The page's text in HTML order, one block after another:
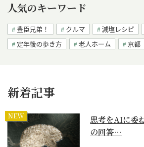
人気のキーワード
豊臣兄弟！ クルマ 減塩レシピ
定年後の歩き方
老人ホーム 京都
新着記事
NEW
思考をAIに委
の回答…